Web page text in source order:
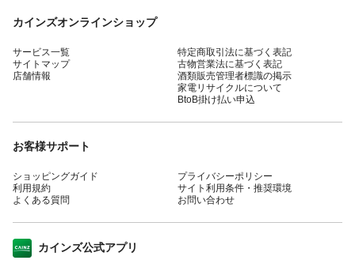
カインズオンラインショップ
サービス一覧
サイトマップ
店舗情報
特定商取引法に基づく表記
古物営業法に基づく表記
酒類販売管理者標識の掲示
家電リサイクルについて
BtoB掛け払い申込
お客様サポート
ショッピングガイド
利用規約
よくある質問
プライバシーポリシー
サイト利用条件・推奨環境
お問い合わせ
カインズ公式アプリ